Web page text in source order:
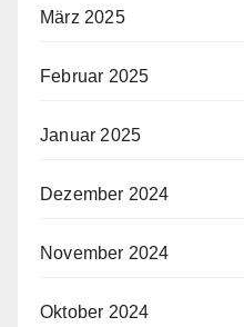
März 2025
Februar 2025
Januar 2025
Dezember 2024
November 2024
Oktober 2024